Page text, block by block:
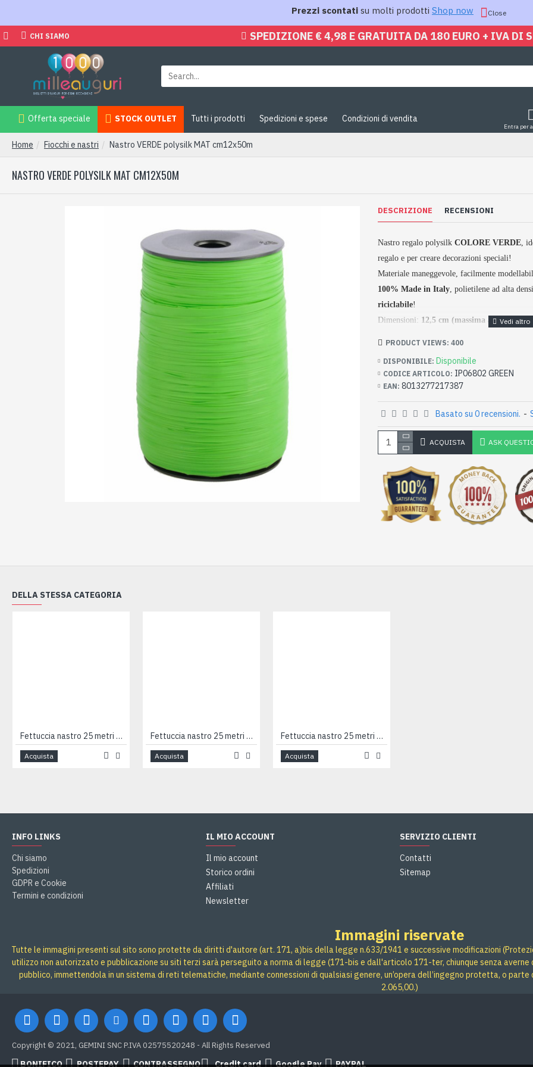
Prezzi scontati su molti prodotti Shop now Close
CHI SIAMO SPEDIZIONE € 4,98 E GRATUITA DA 180 EURO + IVA DI
Offerta speciale STOCK OUTLET Tutti i prodotti Spedizioni e spese Condizioni di vendita
Entra per
Home Fiocchi e nastri Nastro VERDE polysilk MAT cm12x50m
NASTRO VERDE POLYSILK MAT CM12X50M
DESCRIZIONE RECENSIONI
Nastro regalo polysilkCOLORE VERDE,
regalo e per creare decorazioni speciali!
Materiale maneggevole, facilmente
100% Made in Italy, polietilene ad alta
riciclabile!
Dimensioni: 12,5 cm (massima apertura) x
DISPONIBILE: Disponibile
CODICE ARTICOLO: IP06802 GREEN
EAN: 8013277217387
PRODUCT VIEWS: 400
Basato su 0 recensioni. -
ACQUISTA ASK
DELLA STESSA CATEGORIA
Fettuccia nastro 25 metri 100% cotone AZZURRO
Acquista
Fettuccia nastro 25 metri 100% cotone TURCHESE
Acquista
Fettuccia nastro 25 metri 100% cotone VERDE CHIARO
Acquista
INFO LINKS
Chi siamo
Spedizioni
GDPR e Cookie
Termini e condizioni
IL MIO ACCOUNT
Il mio account
Storico ordini
Affiliati
Newsletter
SERVIZIO CLIENTI
Contatti
Sitemap
Immagini riservate
Tutte le immagini presenti sul sito sono protette da diritti d'autore (art. 171, a)bis della legge n.633/1941 e successive modificazioni
utilizzo non autorizzato e pubblicazione su siti terzi sarà perseguito a norma di legge (171-bis e dall'articolo 171-ter, chiunque senza
pubblico, immettendola in un sistema di reti telematiche, mediante connessioni di qualsiasi genere, un’opera dell’ingegno protetta, o
2.065,00.)
Copyright © 2021, GEMINI SNC P.IVA 02575520248 - All Rights Reserved
BONIFICO POSTEPAY CONTRASSEGNO Credit card Google Pay PAYPAL